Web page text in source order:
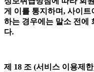
게 이를 통지하며, 사이
하는 경우에는 말소 전에
다.
제 18 조 (서비스 이용제